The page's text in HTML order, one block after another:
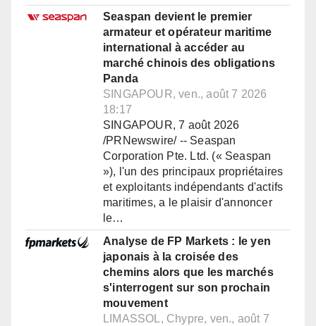
Seaspan devient le premier
armateur et opérateur maritime
international à accéder au
marché chinois des obligations
Panda
SINGAPOUR, ven., août 7 2026
18:17
SINGAPOUR, 7 août 2026
/PRNewswire/ -- Seaspan
Corporation Pte. Ltd. (« Seaspan
»), l'un des principaux propriétaires
et exploitants indépendants d'actifs
maritimes, a le plaisir d'annoncer
le…
Analyse de FP Markets : le yen
japonais à la croisée des
chemins alors que les marchés
s'interrogent sur son prochain
mouvement
LIMASSOL, Chypre, ven., août 7